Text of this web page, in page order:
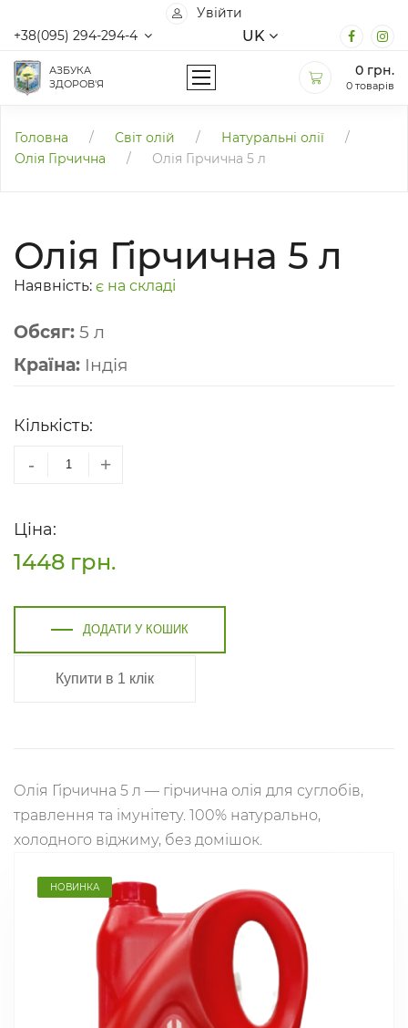
Увійти
+38(095) 294-294-4
UK
АЗБУКА
ЗДОРОВ'Я
0 грн.
0 товарів
Головна / Світ олій / Натуральні олії
/
Олія Гірчична
/ Олія Гірчична 5 л
Олія Гірчична 5 л
Наявність: є на складі
Обсяг: 5 л
Країна: Індія
Кількість:
- +
Ціна:
1448 грн.
ДОДАТИ У КОШИК
Купити в 1 клік
Олія Гірчична 5 л — гірчична олія для суглобів,
травлення та імунітету. 100% натурально,
холодного віджиму, без домішок.
НОВИНКА